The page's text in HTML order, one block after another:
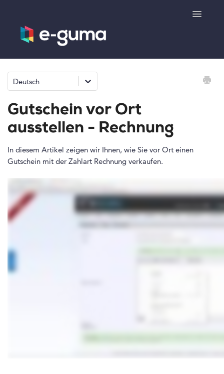
Toggle
Allgemeines
Ticketsystem
Produktshop
Kontakt
Deutsch
Gutschein vor Ort
ausstellen - Rechnung
In diesem Artikel zeigen wir Ihnen, wie Sie vor Ort einen
Gutschein mit der Zahlart Rechnung verkaufen.